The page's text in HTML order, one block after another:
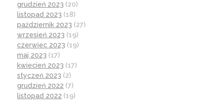
grudzień 2023 (20)
listopad 2023 (18)
październik 2023 (27)
wrzesień 2023 (19)
czerwiec 2023 (19)
maj 2023 (17)
kwiecień 2023 (17)
styczeń 2023 (2)
grudzień 2022 (7)
listopad 2022 (19)